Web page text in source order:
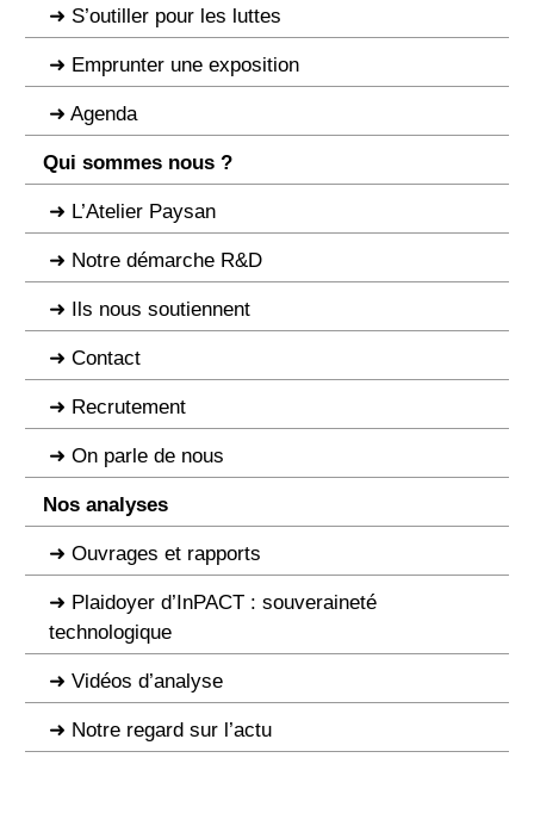
S’outiller pour les luttes
Emprunter une exposition
Agenda
Qui sommes nous ?
L’Atelier Paysan
Notre démarche R&D
Ils nous soutiennent
Contact
Recrutement
On parle de nous
Nos analyses
Ouvrages et rapports
Plaidoyer d’InPACT : souveraineté
technologique
Vidéos d’analyse
Notre regard sur l’actu